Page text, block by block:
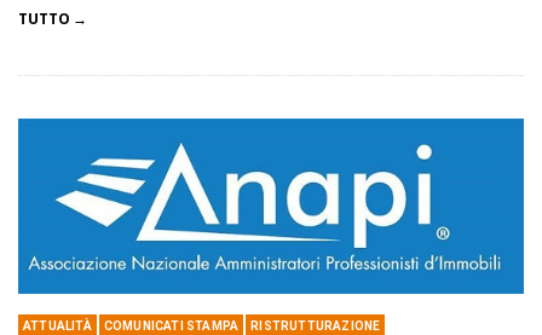
TUTTO
ATTUALITÀ COMUNICATI STAMPA RISTRUTTURAZIONE